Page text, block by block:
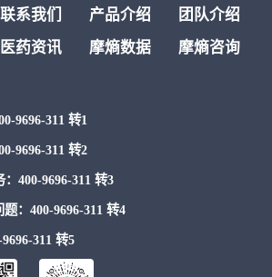
联系我们 产品介绍
团队介绍
医药资讯 摩熵数据
摩熵咨询
9696-311 转1
9696-311 转2
400-9696-311 转3
： 400-9696-311 转4
9696-311 转5